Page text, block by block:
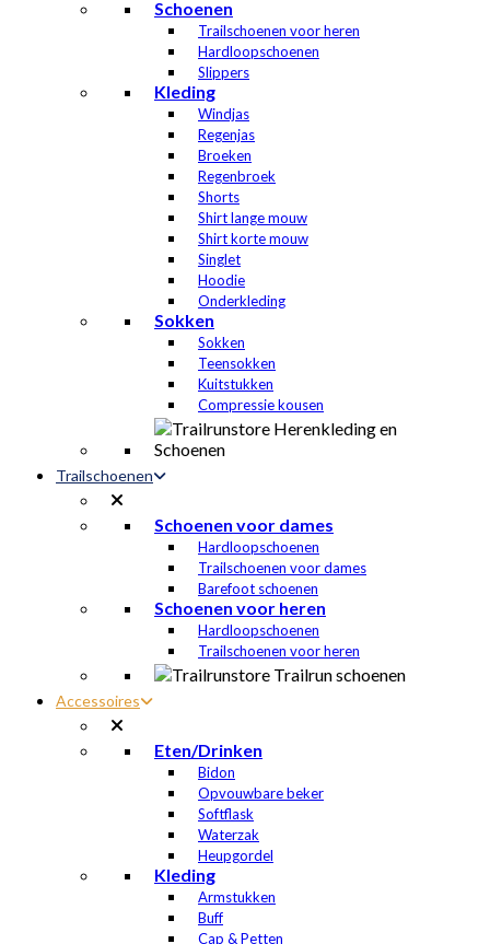
Schoenen
Trailschoenen voor heren
Hardloopschoenen
Slippers
Kleding
Windjas
Regenjas
Broeken
Regenbroek
Shorts
Shirt lange mouw
Shirt korte mouw
Singlet
Hoodie
Onderkleding
Sokken
Sokken
Teensokken
Kuitstukken
Compressie kousen
Trailschoenen
Schoenen voor dames
Hardloopschoenen
Trailschoenen voor dames
Barefoot schoenen
Schoenen voor heren
Hardloopschoenen
Trailschoenen voor heren
Accessoires
Eten/Drinken
Bidon
Opvouwbare beker
Softflask
Waterzak
Heupgordel
Kleding
Armstukken
Buff
Cap & Petten